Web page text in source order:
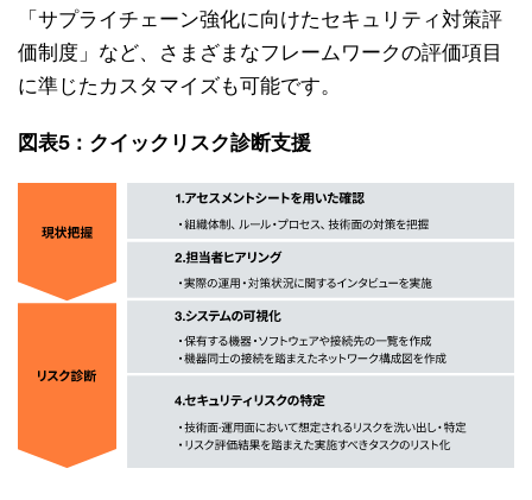
「サプライチェーン強化に向けたセキュリティ対策評
価制度」など、さまざまなフレームワークの評価項目
に準じたカスタマイズも可能です。
図表5：クイックリスク診断支援